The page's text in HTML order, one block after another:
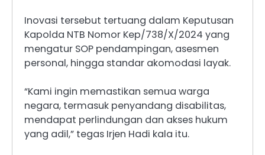
Inovasi tersebut tertuang dalam Keputusan
Kapolda NTB Nomor Kep/738/X/2024 yang
mengatur SOP pendampingan, asesmen
personal, hingga standar akomodasi layak.
“Kami ingin memastikan semua warga
negara, termasuk penyandang disabilitas,
mendapat perlindungan dan akses hukum
yang adil,” tegas Irjen Hadi kala itu.